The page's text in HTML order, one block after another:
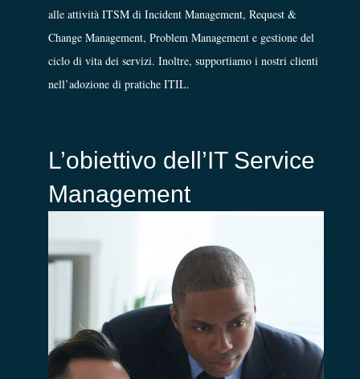
alle attività ITSM di Incident Management, Request &
Change Management, Problem Management e gestione del
ciclo di vita dei servizi. Inoltre, supportiamo i nostri clienti
nell’adozione di pratiche ITIL.
L’obiettivo dell’IT Service
Management